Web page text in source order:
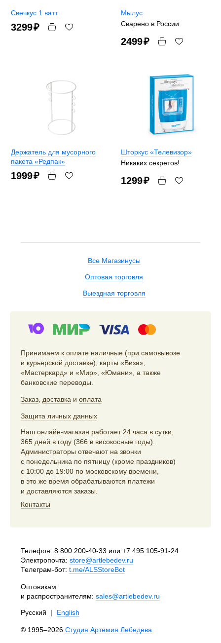
Свечкус 1 ватт
3299₽
Мылус
Сварено в России
2499₽
Держатель для мусорного
пакета «Редпак»
1999₽
Шторкус «Телевизор»
Никаких секретов!
1299₽
Все Магазинусы
Оптовая торговля
Выездная торговля
Принимаем к оплате наличные (при самовывозе
и курьерской доставке), карты «Виза»,
«Мастеркард» и «Мир», «Юмани», а также
банковские переводы.
Заказ доставка и оплата
Защита личных данных
Наш онлайн-магазин работает 24 часа в сутки,
365 дней в году (366 в високосные годы).
Администраторы отвечают на звонки
с понедельника по пятницу (кроме праздников)
с 10:00 до 19:00 по московскому времени,
в это же время обрабатываются платежи
и доставляются заказы.
Контакты
Телефон: 8 800 200-40-33 или +7 495 105-91-24
Электропочта: store@artlebedev.ru
Телеграм-бот: t.me/ALSStoreBot
Оптовикам
и распространителям: sales@artlebedev.ru
Русский | English
© 1995–2026 Студия Артемия Лебедева